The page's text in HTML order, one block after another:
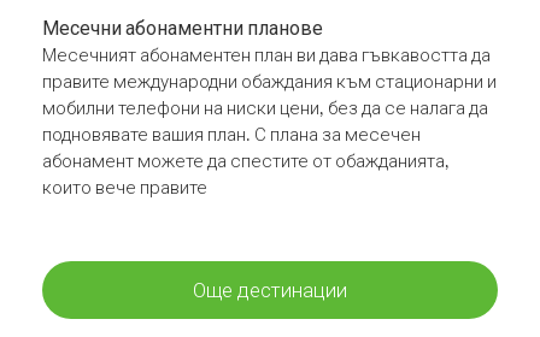
Месечни абонаментни планове
Месечният абонаментен план ви дава гъвкавостта да
правите международни обаждания към стационарни и
мобилни телефони на ниски цени, без да се налага да
подновявате вашия план. С плана за месечен
абонамент можете да спестите от обажданията,
които вече правите
Още дестинации